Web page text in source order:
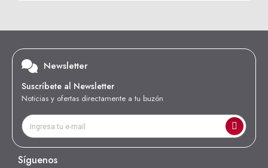
Newsletter
Suscríbete al Newsletter
Noticias y ofertas directamente a tu buzón
Síguenos